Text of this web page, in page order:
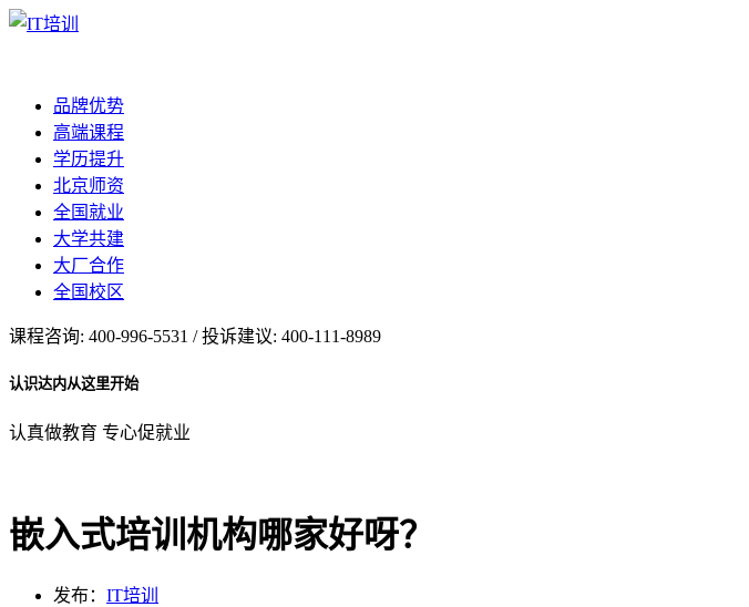
品牌优势
高端课程
学历提升
北京师资
全国就业
大学共建
大厂合作
全国校区
课程咨询: 400-996-5531 / 投诉建议: 400-111-8989
认识达内从这里开始
认真做教育 专心促就业
嵌入式培训机构哪家好呀？
发布： IT培训